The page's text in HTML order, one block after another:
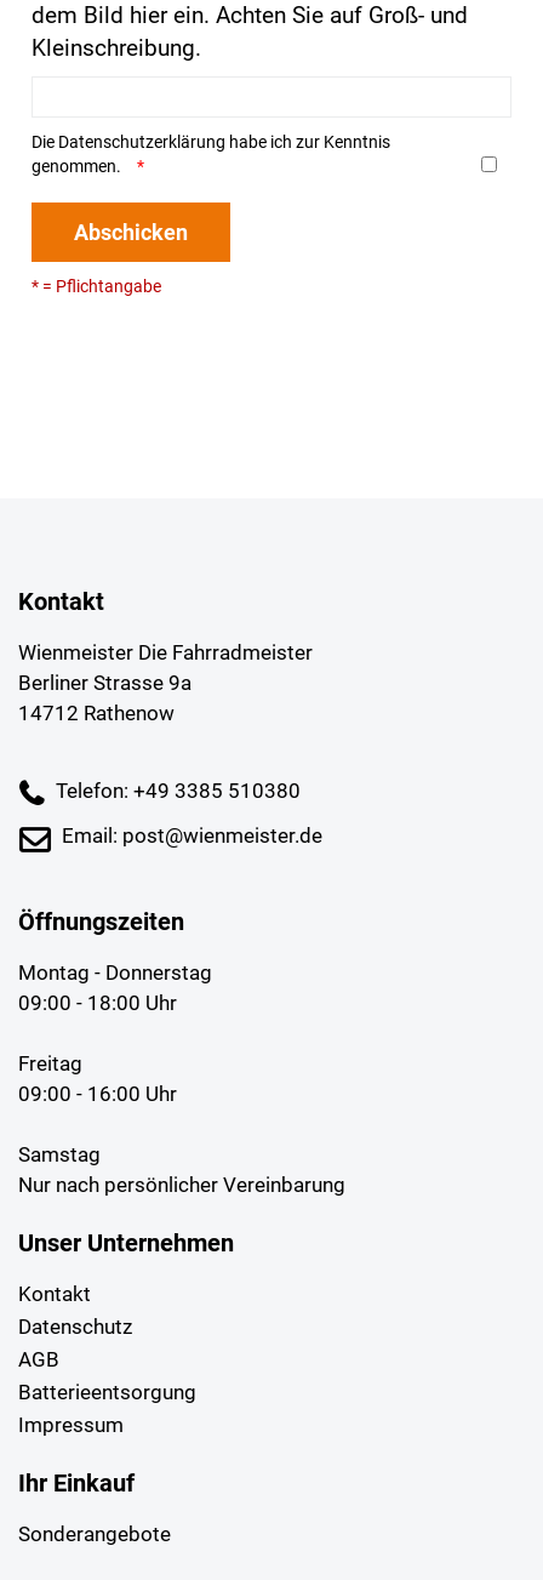
dem Bild hier ein. Achten Sie auf Groß- und
Kleinschreibung.
Die Datenschutzerklärung habe ich zur Kenntnis
genommen.
Abschicken
* = Pflichtangabe
Kontakt
Wienmeister Die Fahrradmeister
Berliner Strasse 9a
14712 Rathenow
Telefon: +49 3385 510380
Email: post@wienmeister.de
Öffnungszeiten
Montag - Donnerstag
09:00 - 18:00 Uhr
Freitag
09:00 - 16:00 Uhr
Samstag
Nur nach persönlicher Vereinbarung
Unser Unternehmen
Kontakt
Datenschutz
AGB
Batterieentsorgung
Impressum
Ihr Einkauf
Sonderangebote